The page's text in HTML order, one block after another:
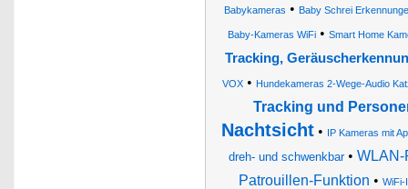
Babykameras • Baby Schrei
Baby-Kameras WiFi • Smart Home
Tracking,
VOX• Hundekameras 2-Wege-Audio
Tracking und
Nachtsicht• IP Kameras mit
dreh- und schwenkbar• WLAN-
Patrouillen-Funktion • WiFi-